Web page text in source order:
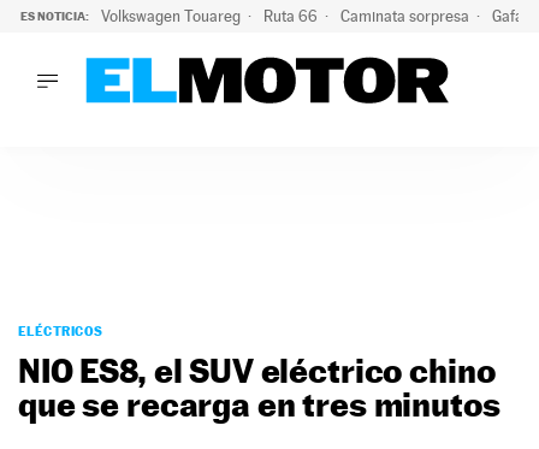
ES NOTICIA: Volkswagen Touareg Ruta 66 Caminata sorpresa Gafas
PODCAST
MOTOS
TECNOLOGÍA
SUPERCOCHES
ELÉCTRICOS
NIO ES8, el SUV eléctrico chino
que se recarga en tres minutos